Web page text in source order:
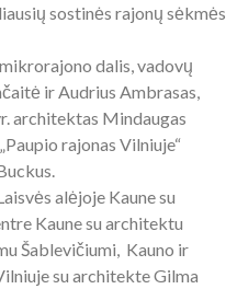
sostinės rajonų sėkmės
dalis, vadovų
ir Audrius Ambrasas,
architektas Mindaugas
rajonas Vilniuje“
alėjoje Kaune su
Kaune su architektu
Šablevičiumi, Kauno ir
su architekte Gilma